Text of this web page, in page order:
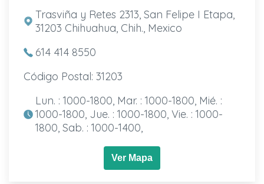
Trasviña y Retes 2313, San Felipe I Etapa,
31203 Chihuahua, Chih., Mexico
614 414 8550
Código Postal: 31203
Lun. : 1000-1800, Mar. : 1000-1800, Mié. :
1000-1800, Jue. : 1000-1800, Vie. : 1000-
1800, Sab. : 1000-1400,
Ver Mapa